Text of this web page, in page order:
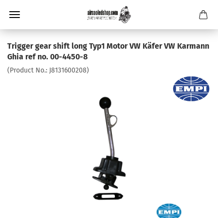
Trigger gear shift long Typ1 Motor VW Käfer VW Karmann
Ghia ref no. 00-4450-8
(Product No.: J8131600208)